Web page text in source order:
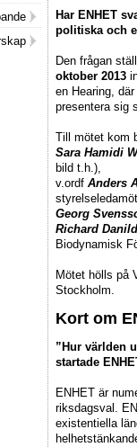
Har ENHET
politiska och
Den frågan
oktober 2013
en Hearing,
presentera sig
Till mötet kom
Sara Hamidi
bild t.h.),
v.ordf Anders
Georg
Richard
Biodynamisk
Mötet hölls på
Stockholm.
Kort om
”Hur världen
startade
ENHET är
riksdagsval.
existentiella